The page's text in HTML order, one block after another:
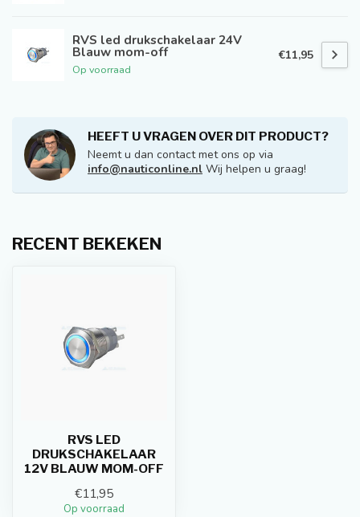
RVS led drukschakelaar 24V
Blauw mom-off
Op voorraad
€11,95
HEEFT U VRAGEN OVER DIT PRODUCT?
Neemt u dan contact met ons op via
info@nauticonline.nl Wij helpen u graag!
RECENT BEKEKEN
RVS LED
DRUKSCHAKELAAR
12V BLAUW MOM-OFF
€11,95
Op voorraad